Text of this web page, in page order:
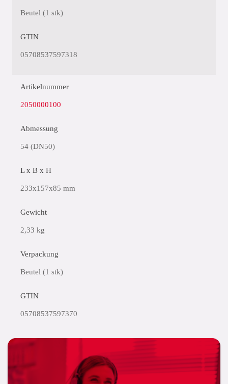
Beutel (1 stk)
GTIN
05708537597318
Artikelnummer
2050000100
Abmessung
54 (DN50)
L x B x H
233x157x85 mm
Gewicht
2,33 kg
Verpackung
Beutel (1 stk)
GTIN
05708537597370